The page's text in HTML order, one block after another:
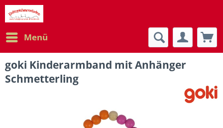
Menü
goki Kinderarmband mit Anhänger
Schmetterling